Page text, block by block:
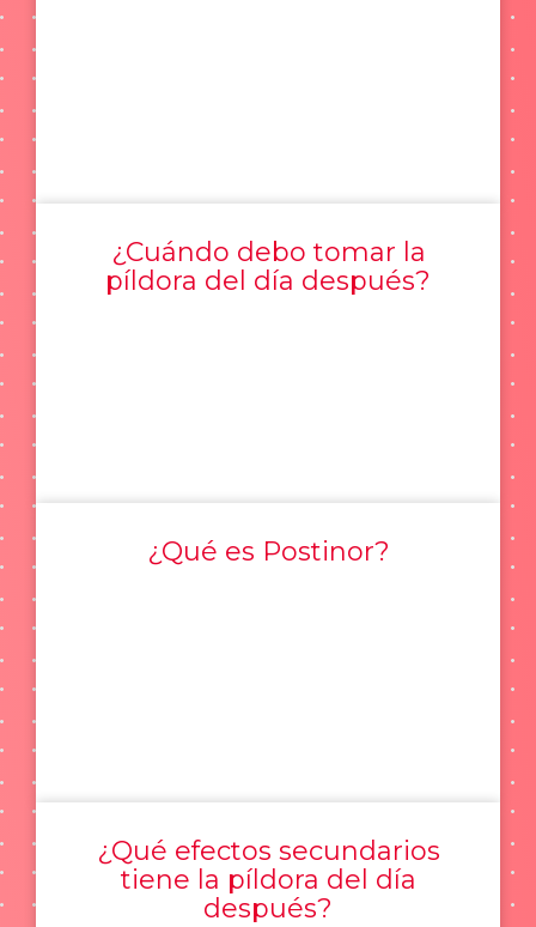
¿Cuándo debo tomar la
píldora del día después?
¿Qué es Postinor?
¿Qué efectos secundarios
tiene la píldora del día
después?